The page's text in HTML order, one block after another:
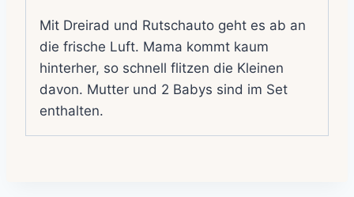
Mit Dreirad und Rutschauto geht es ab an
die frische Luft. Mama kommt kaum
hinterher, so schnell flitzen die Kleinen
davon. Mutter und 2 Babys sind im Set
enthalten.